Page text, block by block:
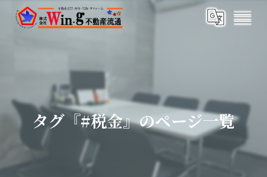
タグ『#税金』のページ一覧